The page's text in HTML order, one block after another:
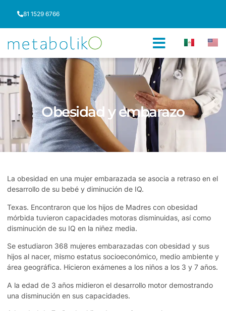
81 1529 6766
Obesidad y embarazo
La obesidad en una mujer embarazada se asocia a retraso en el
desarrollo de su bebé y diminución de IQ.
Texas. Encontraron que los hijos de Madres con obesidad
mórbida tuvieron capacidades motoras disminuidas, así como
disminución de su IQ en la niñez media.
Se estudiaron 368 mujeres embarazadas con obesidad y sus
hijos al nacer, mismo estatus socioeconómico, medio ambiente y
área geográfica. Hicieron exámenes a los niños a los 3 y 7 años.
A la edad de 3 años midieron el desarrollo motor demostrando
una disminución en sus capacidades.